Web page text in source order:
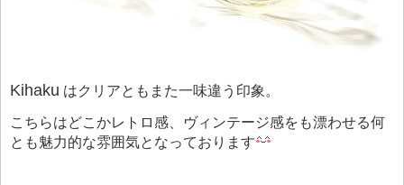
Kihaku はクリアともまた一味違う印象。
こちらはどこかレトロ感、ヴィンテージ感をも漂わせる何
とも魅力的な雰囲気となっております